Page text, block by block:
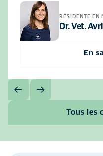
RÉSIDENTE EN
Dr. Vet. Avril
En
Tous les